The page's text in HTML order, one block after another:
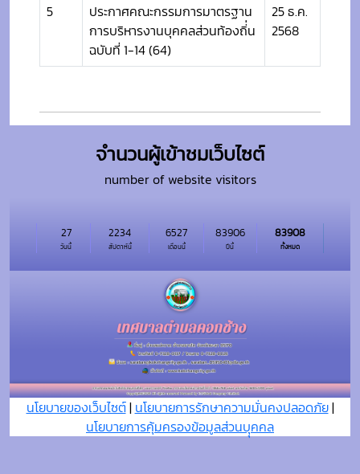
5
ประกาศคณะกรรมการมาตรฐาน
การบริหารงานบุคคลส่วนท้องถิ่่น
ฉบับที่ 1-14 (64)
25 ธ.ค.
2568
จำนวนผู้เข้าชมเว็บไซต์
number of website visitors
วันนี้
27
สัปดาห์นี้
2234
เดือนนี้
6527
ปีนี้
83906
ทั้งหมด
83908
นโยบายของเว็บไซต์| นโยบายการรักษาความมั่นคงปลอดภัย|
นโยบายการคุ้มครองข้อมูลส่วนบุุคคล